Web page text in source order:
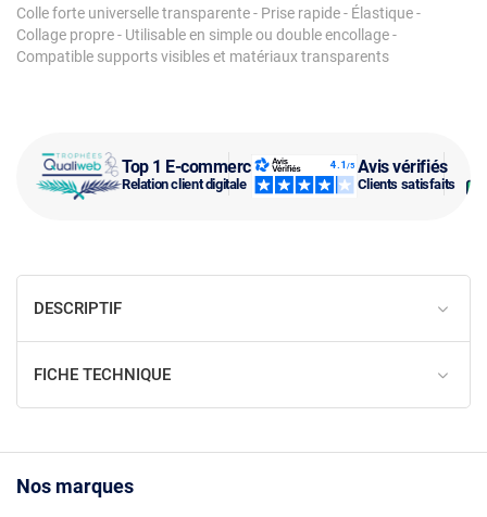
Top 1 E-commerce
Relation client digitale
Avis vérifiés
Clients satisfaits
Colle forte universelle transparente - Prise rapide - Élastique -
Collage propre - Utilisable en simple ou double encollage -
Compatible supports visibles et matériaux transparents
DESCRIPTIF
FICHE TECHNIQUE
Nos marques